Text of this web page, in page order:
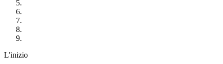
L'inizio